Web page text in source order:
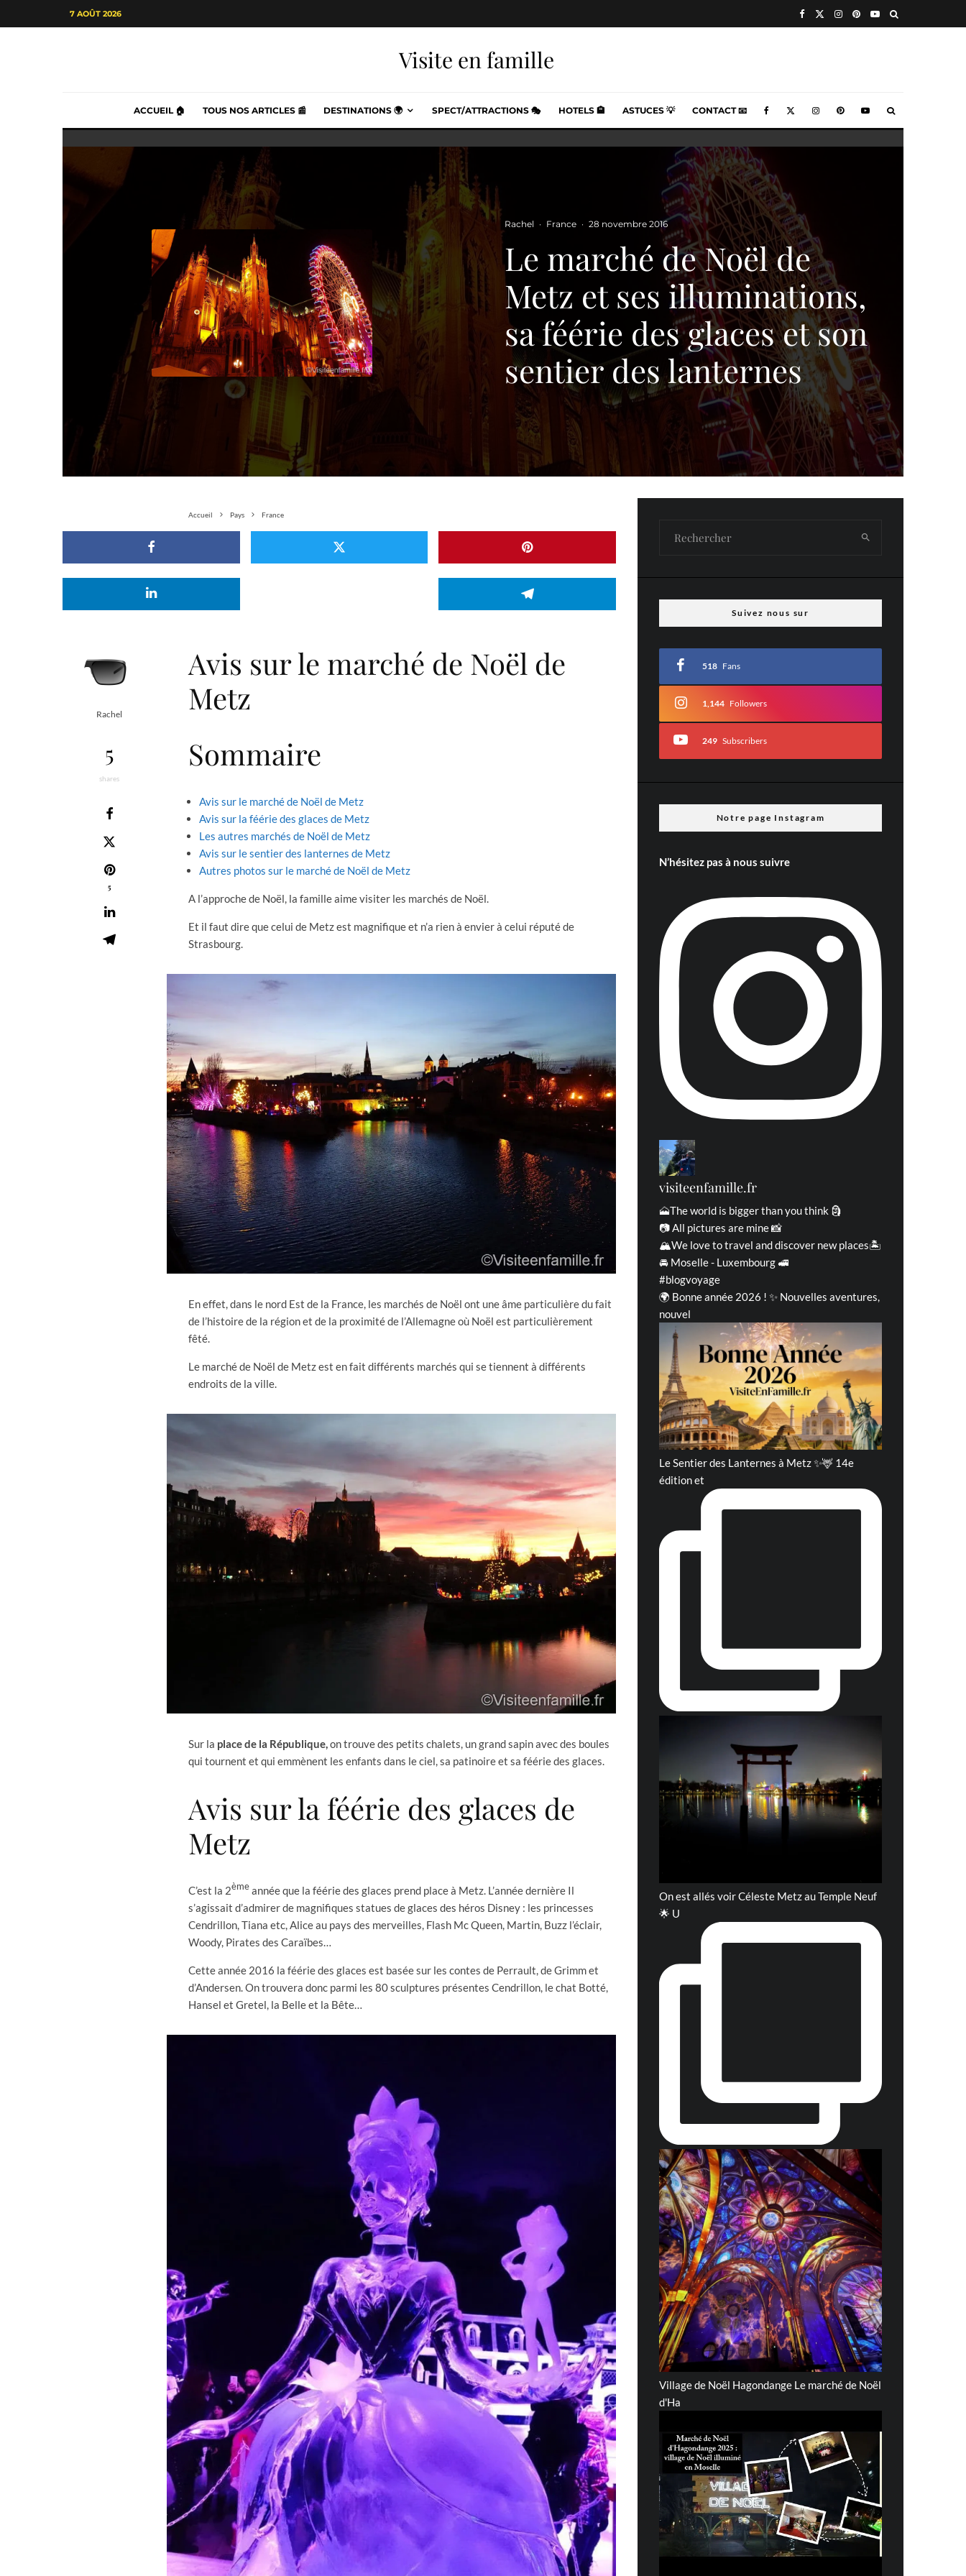
7 AOÛT 2026
Visite en famille
ACCUEIL 🏠 TOUS NOS ARTICLES 📰 DESTINATIONS 🌍 SPECT/ATTRACTIONS 🎭 HOTELS 🏨 ASTUCES 💡 CONTACT 📧
Rachel · France · 28 novembre 2016
Le marché de Noël de
Metz et ses illuminations,
sa féérie des glaces et son
sentier des lanternes
Accueil Pays France
Rachel
5
shares
5
Avis sur le marché de Noël de
Metz
Sommaire
Avis sur le marché de Noël de Metz
Avis sur la féérie des glaces de Metz
Les autres marchés de Noël de Metz
Avis sur le sentier des lanternes de Metz
Autres photos sur le marché de Noël de Metz
A l’approche de Noël, la famille aime visiter les marchés de Noël.
Et il faut dire que celui de Metz est magnifique et n’a rien à envier à celui réputé de
Strasbourg.
En effet, dans le nord Est de la France, les marchés de Noël ont une âme particulière du fait
de l’histoire de la région et de la proximité de l’Allemagne où Noël est particulièrement
fêté.
Le marché de Noël de Metz est en fait différents marchés qui se tiennent à différents
endroits de la ville.
Sur la place de la République,on trouve des petits chalets, un grand sapin avec des boules
qui tournent et qui emmènent les enfants dans le ciel, sa patinoire et sa féérie des glaces.
Avis sur la féérie des glaces de
Metz
C’est la 2ème année que la féérie des glaces prend place à Metz. L’année dernière Il
s’agissait d’admirer de magnifiques statues de glaces des héros Disney : les princesses
Cendrillon, Tiana etc, Alice au pays des merveilles, Flash Mc Queen, Martin, Buzz l’éclair,
Woody, Pirates des Caraïbes…
Cette année 2016 la féérie des glaces est basée sur les contes de Perrault, de Grimm et
d’Andersen. On trouvera donc parmi les 80 sculptures présentes Cendrillon, le chat Botté,
Hansel et Gretel, la Belle et la Bête…
Suivez nous sur
518 Fans
1,144 Followers
249 Subscribers
Notre page Instagram
N’hésitez pas à nous suivre
visiteenfamille.fr
🗻The world is bigger than you think 🗿
📷 All pictures are mine 📸
🏔We love to travel and discover new places🏝
🚘 Moselle - Luxembourg 🚅
#blogvoyage
🌍 Bonne année 2026 ! ✨ Nouvelles aventures,
nouvel
Le Sentier des Lanternes à Metz ✨🦌 14e
édition et
On est allés voir Céleste Metz au Temple Neuf
🌟 U
Village de Noël Hagondange Le marché de Noël
d'Ha